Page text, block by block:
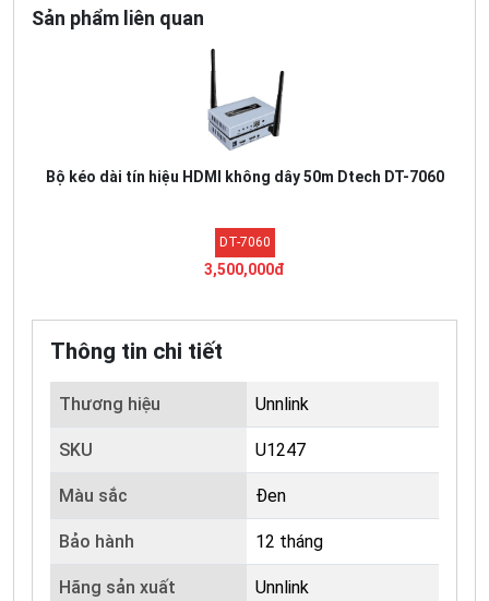
Sản phẩm liên quan
Bộ kéo dài tín hiệu HDMI không dây 50m Dtech DT-7060
DT-7060
3,500,000đ
Thông tin chi tiết
Thương hiệu Unnlink
SKU U1247
Màu sắc Đen
Bảo hành 12 tháng
Hãng sản xuất Unnlink